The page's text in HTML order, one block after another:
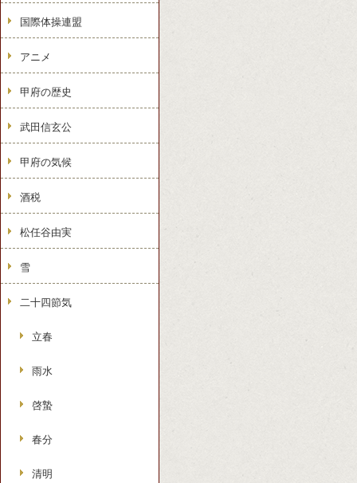
国際体操連盟
アニメ
甲府の歴史
武田信玄公
甲府の気候
酒税
松任谷由実
雪
二十四節気
立春
雨水
啓蟄
春分
清明